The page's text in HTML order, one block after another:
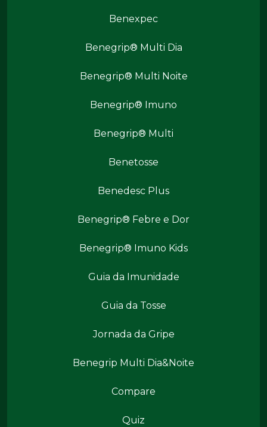
Benexpec
Benegrip® Multi Dia
Benegrip® Multi Noite
Benegrip® Imuno
Produtos Benegrip
Benegrip® Multi
Benetosse
Benedesc Plus
Benegrip® Febre e Dor
Benegrip® Imuno Kids
Benegrip Mais
Guia da Imunidade
Guia da Tosse
Jornada da Gripe
Benegrip Multi Dia&Noite
Benegrip Mais
Compare
Quiz